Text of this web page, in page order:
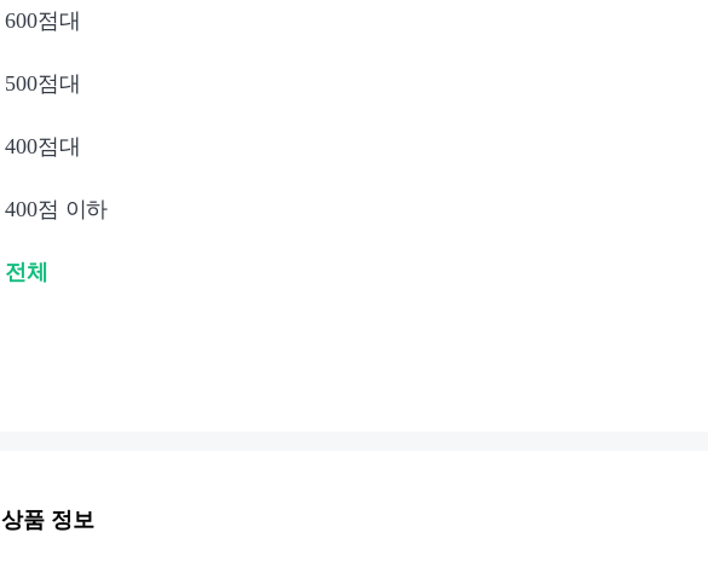
600점대
500점대
400점대
400점 이하
전체
상품 정보